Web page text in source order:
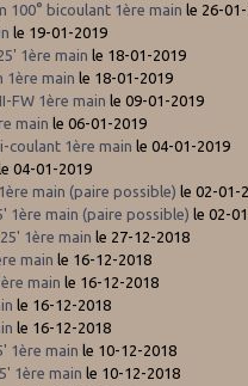
100° bicoulant 1ère main le 26-
le 19-01-2019
1ère main le 18-01-2019
1ère main le 18-01-2019
FW 1ère main le 09-01-2019
main le 06-01-2019
coulant 1ère main le 04-01-2019
le 04-01-2019
main (paire possible) le 02-01-
1ère main (paire possible) le 02-
1ère main le 27-12-2018
main le 16-12-2018
main le 16-12-2018
le 16-12-2018
le 16-12-2018
1ère main le 10-12-2018
1ère main le 10-12-2018